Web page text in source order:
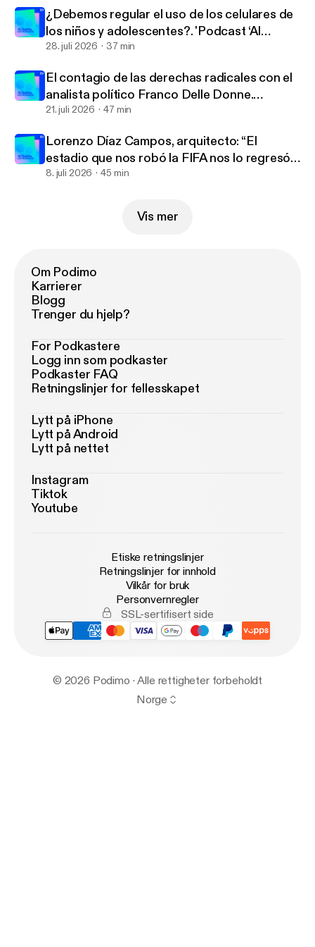
¿Debemos regular el uso de los celulares de
los niños y adolescentes?. 'Podcast ‘Al
habla... con Warkentin’ | Ep. 218
28. juli 2026 37 min
El contagio de las derechas radicales con el
analista político Franco Delle Donne.
'Podcast ‘Al habla... con Warkentin’ | Ep. 217
21. juli 2026 47 min
Lorenzo Díaz Campos, arquitecto: “El
estadio que nos robó la FIFA nos lo regresó
la calle” .'Podcast ‘Al habla... con Warkentin’ |
8. juli 2026 45 min
Vis mer
Om Podimo
Karrierer
Blogg
Trenger du hjelp?
For Podkastere
Logg inn som podkaster
Podkaster FAQ
Retningslinjer for fellesskapet
Lytt på iPhone
Lytt på Android
Lytt på nettet
Instagram
Tiktok
Youtube
Etiske retningslinjer
Retningslinjer for innhold
Vilkår for bruk
Personvernregler
SSL-sertifisert side
© 2026 Podimo · Alle rettigheter forbeholdt
Norge